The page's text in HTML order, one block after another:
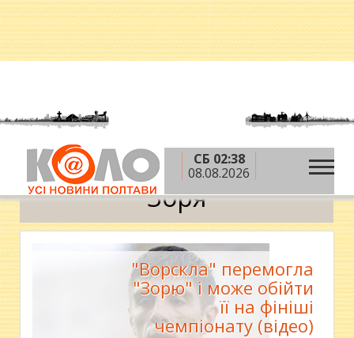
СБ 02:38
08.08.2026
Головна » Зоря
Зоря
"Ворскла" перемогла
"Зорю" і може обійти
її на фініші
чемпіонату (відео)